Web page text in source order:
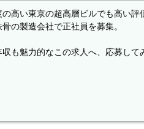
高い東京の超高層ビルでも高い評
の製造会社で正社員を募集。
収も魅力的なこの求人へ、応募して